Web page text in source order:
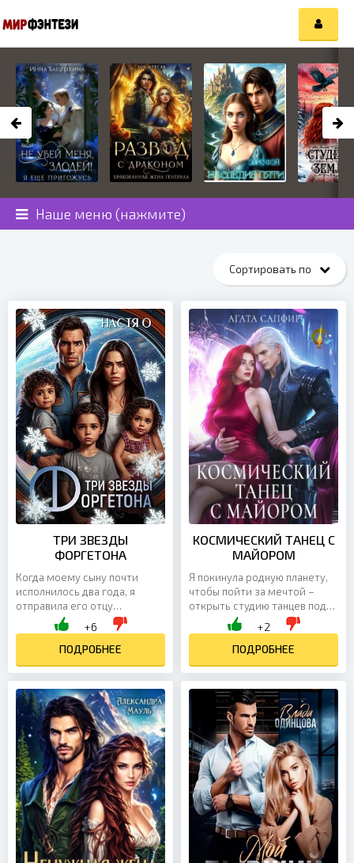
Наше меню (нажмите)
ТРИ ЗВЕЗДЫ
ФОРГЕТОНА
Когда моему сыну почти
исполнилось два года, я
отправила его отцу
сообщение через
галактическую службу
знакомств. О том, что он стал
папой. Кто бы...
+6
ПОДРОБНЕЕ
КОСМИЧЕСКИЙ ТАНЕЦ С
МАЙОРОМ
Я покинула родную планету,
чтобы пойти за мечтой –
открыть студию танцев под
самыми красивыми
звездами. Но пока эта мечта
остаётся далёкой, и всё,...
+2
ПОДРОБНЕЕ